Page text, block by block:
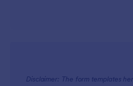
Disclaimer: The form templates